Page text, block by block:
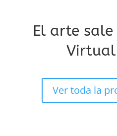
El arte
Ver toda la